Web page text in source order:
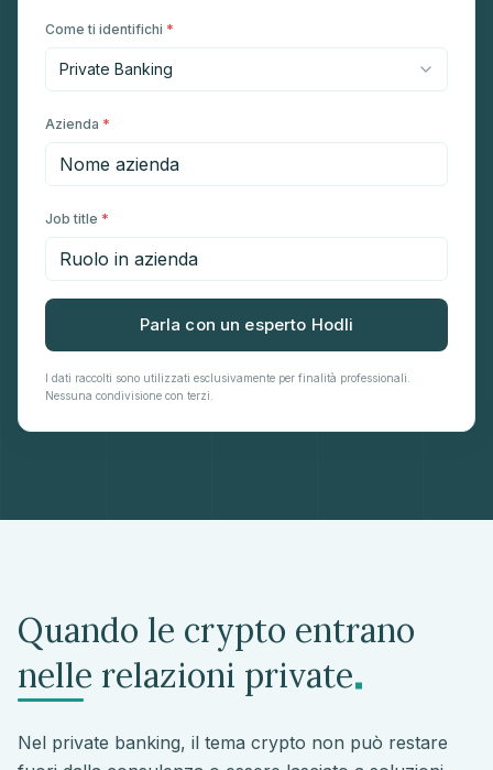
Come ti identifichi *
Azienda *
Job title *
Parla con un esperto Hodli
I dati raccolti sono utilizzati esclusivamente per finalità professionali.
Nessuna condivisione con terzi.
Quando le crypto entrano
nelle relazioni private .
Nel private banking, il tema crypto non può restare